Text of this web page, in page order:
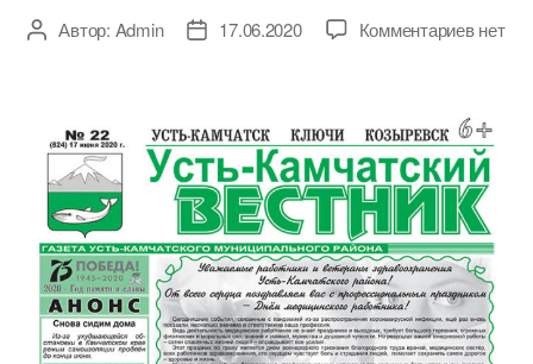
АвторАвтор: Admin
Дата17.06.2020 Комментариевк
от
нет